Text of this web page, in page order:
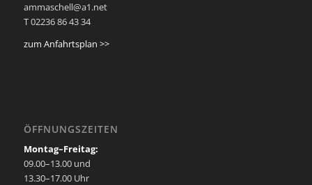
ammaschell@a1.net
T 02236 86 43 34
zum Anfahrtsplan >>
ÖFFNUNGSZEITEN
Montag–Freitag:
09.00–13.00 und
13.30–17.00 Uhr